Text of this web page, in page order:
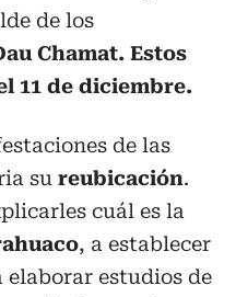
de los
Chamat. Estos
11 de diciembre.
de las
su reubicación.
cuál es la
, a establecer
elaborar estudios de